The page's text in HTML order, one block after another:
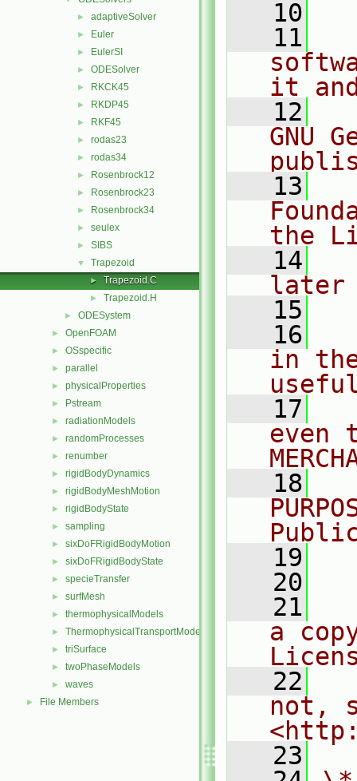
► adaptiveSolver
► Euler
► EulerSI
► ODESolver
► RKCK45
► RKDP45
► RKF45
► rodas23
► rodas34
► Rosenbrock12
► Rosenbrock23
► Rosenbrock34
► seulex
► SIBS
▼ Trapezoid
► Trapezoid.C
► Trapezoid.H
► ODESystem
► OpenFOAM
► OSspecific
► parallel
► physicalProperties
► Pstream
► radiationModels
► randomProcesses
► renumber
► rigidBodyDynamics
► rigidBodyMeshMotion
► rigidBodyState
► sampling
► sixDoFRigidBodyMotion
► sixDoFRigidBodyState
► specieTransfer
► surfMesh
► thermophysicalModels
► ThermophysicalTransportModels
► triSurface
► twoPhaseModels
► waves
► File Members
   10
   11
it
   12
GNU
   13
the
   14
later
   15
   16
in
   17
even
   18
   19
   20
   21
a
   22
not,
   23